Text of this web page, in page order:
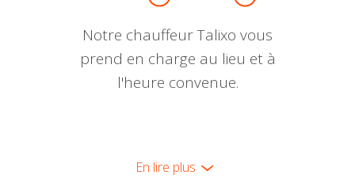
Notre chauffeur Talixo vous
prend en charge au lieu et à
l'heure convenue.
En lire plus